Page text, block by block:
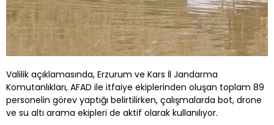
Valilik açıklamasında, Erzurum ve Kars İl Jandarma
Komutanlıkları, AFAD ile itfaiye ekiplerinden oluşan toplam 89
personelin görev yaptığı belirtilirken, çalışmalarda bot, drone
ve su altı arama ekipleri de aktif olarak kullanılıyor.